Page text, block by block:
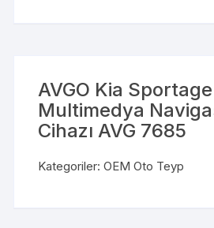
AVGO Kia Sportage
Multimedya
Cihazı AVG 7685
Kategoriler:OEM Oto Teyp